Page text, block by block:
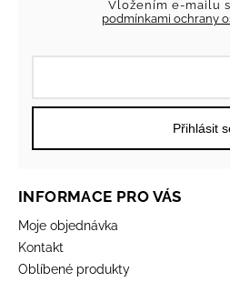
Vložením e-mailu
podmínkami ochrany
Přihlásit
INFORMACE PRO VÁS
Moje objednávka
Kontakt
Oblíbené produkty